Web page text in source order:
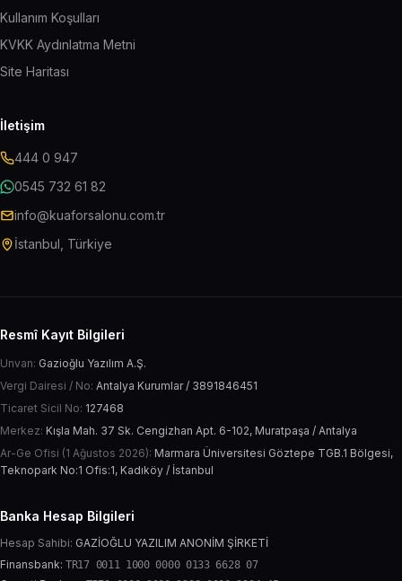
Kullanım Koşulları
KVKK Aydınlatma Metni
Site Haritası
İletişim
444 0 947
0545 732 61 82
info@kuaforsalonu.com.tr
İstanbul, Türkiye
Resmî Kayıt Bilgileri
Unvan: Gazioğlu Yazılım A.Ş.
Vergi Dairesi / No: Antalya Kurumlar / 3891846451
Ticaret Sicil No: 127468
Merkez: Kışla Mah. 37 Sk. Cengizhan Apt. 6-102, Muratpaşa / Antalya
Ar-Ge Ofisi (1 Ağustos 2026): Marmara Üniversitesi Göztepe TGB.1 Bölgesi,
Teknopark No:1 Ofis:1, Kadıköy / İstanbul
Banka Hesap Bilgileri
Hesap Sahibi: GAZİOĞLU YAZILIM ANONİM ŞİRKETİ
Finansbank: TR17 0011 1000 0000 0133 6628 07